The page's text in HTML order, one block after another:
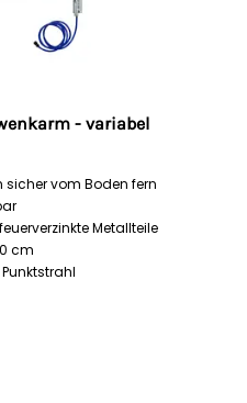
- variabel
vom Boden fern
Metallteile
cm